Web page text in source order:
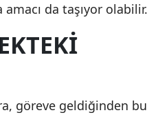
da taşıyor olabilir.
göreve geldiğinden bu